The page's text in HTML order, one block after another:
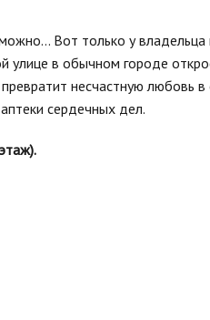
Вот только у владельца
в обычном городе
несчастную любовь
сердечных дел.